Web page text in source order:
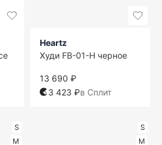
Heartz
Худи FB-01-H черное
13 690 ₽
3 423 ₽в Сплит
S
M
S
M